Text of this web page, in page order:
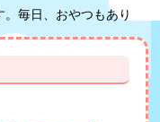
毎日、おやつもあり